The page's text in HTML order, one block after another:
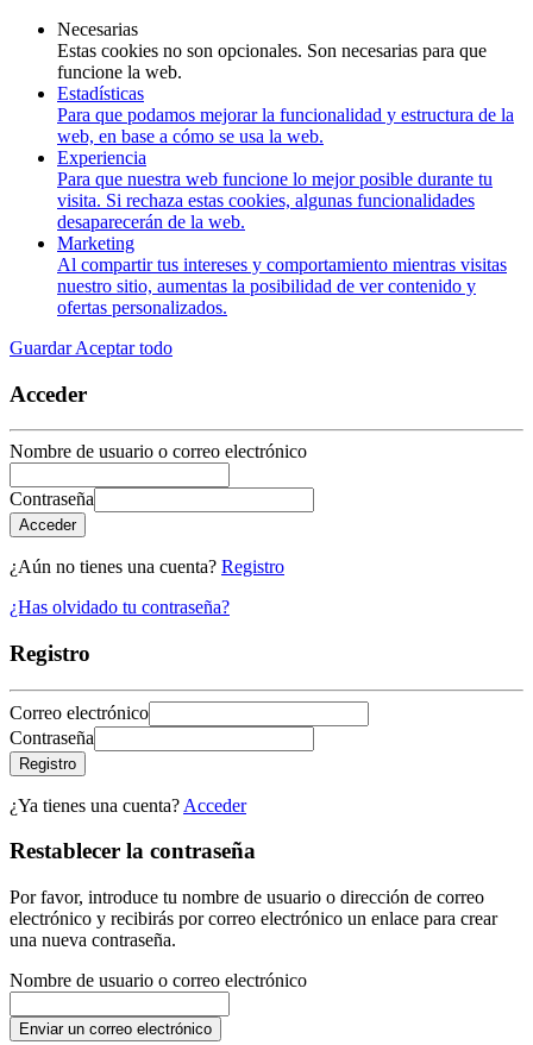
Necesarias
Estas cookies no son opcionales. Son necesarias para que
funcione la web.
Estadísticas
Para que podamos mejorar la funcionalidad y estructura de la
web, en base a cómo se usa la web.
Experiencia
Para que nuestra web funcione lo mejor posible durante tu
visita. Si rechaza estas cookies, algunas funcionalidades
desaparecerán de la web.
Marketing
Al compartir tus intereses y comportamiento mientras visitas
nuestro sitio, aumentas la posibilidad de ver contenido y
ofertas personalizados.
GuardarAceptar todo
Acceder
Nombre de usuario o correo electrónico
Contraseña
Acceder
¿Aún no tienes una cuenta? Registro
¿Has olvidado tu contraseña?
Registro
Correo electrónico
Contraseña
Registro
¿Ya tienes una cuenta? Acceder
Restablecer la contraseña
Por favor, introduce tu nombre de usuario o dirección de correo
electrónico y recibirás por correo electrónico un enlace para crear
una nueva contraseña.
Nombre de usuario o correo electrónico
Enviar un correo electrónico